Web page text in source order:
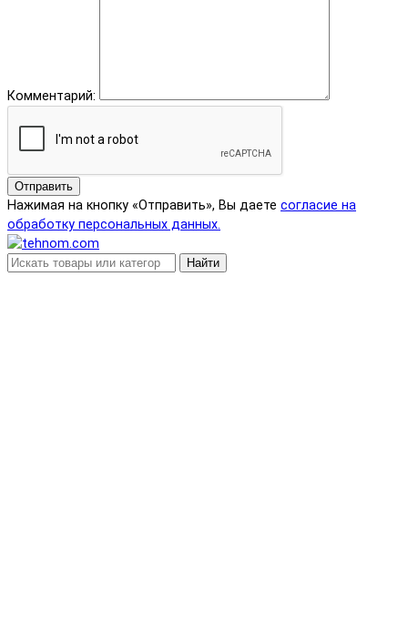
Комментарий:
Отправить
Нажимая на кнопку «Отправить», Вы даете согласие на
обработку персональных данных.
Найти